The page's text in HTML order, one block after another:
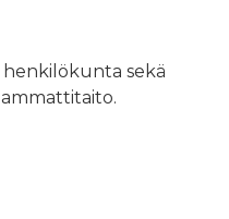
henkilökunta sekä